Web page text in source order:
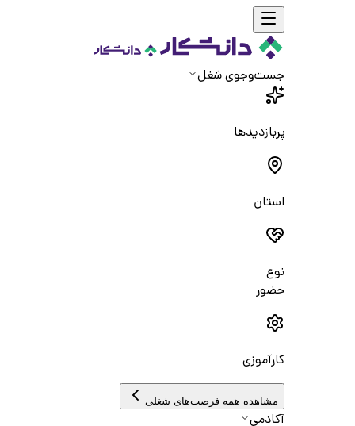
جست‌و‌جوی شغل
پربازدیدها
استان
نوع
حضور
کارآموزی
مشاهده همه فرصت‌های شغلی
آکادمی